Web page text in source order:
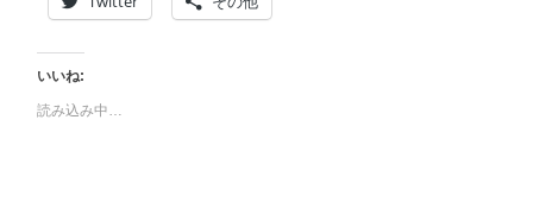
いいね:
読み込み中…